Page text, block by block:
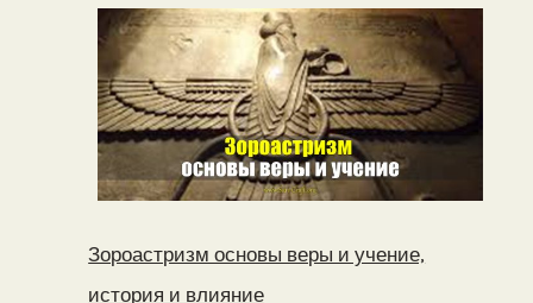
Зороастризм основы веры и учение,
история и влияние